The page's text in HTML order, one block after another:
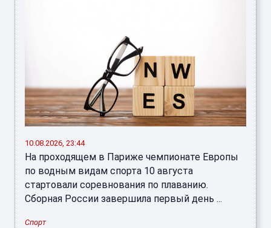
10.08.2026, 23:44
На проходящем в Париже чемпионате Европы
по водным видам спорта 10 августа
стартовали соревнования по плаванию.
Сборная России завершила первый день ...
Спорт